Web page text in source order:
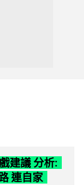
建議 分析:
連自家